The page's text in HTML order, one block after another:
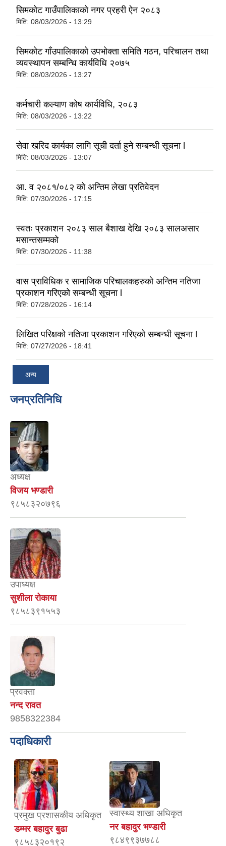
सिमकोट गाउँपालिकाको नगर प्रहरी ऐन २०८३
मिति: 08/03/2026 - 13:29
सिमकोट गाँउपालिकाको उपभोक्ता समिति गठन, परिचालन तथा
व्यवस्थापन सम्बन्धि कार्यविधि २०७५
मिति: 08/03/2026 - 13:27
कर्मचारी कल्याण कोष कार्यविधि, २०८३
मिति: 08/03/2026 - 13:22
सेवा खरिद कार्यका लागि सूची दर्ता हुने सम्बन्धी सूचना l
मिति: 08/03/2026 - 13:07
आ. व २०८१/०८२ को अन्तिम लेखा प्रतिवेदन
मिति: 07/30/2026 - 17:15
स्वतः प्रकाशन २०८३ साल बैशाख देखि २०८३ सालअसार
मसान्तसम्मको
मिति: 07/30/2026 - 11:38
वास प्राविधिक र सामाजिक परिचालकहरुको अन्तिम नतिजा
प्रकाशन गरिएको सम्बन्धी सूचना l
मिति: 07/28/2026 - 16:14
लिखित परिक्षको नतिजा प्रकाशन गरिएको सम्बन्धी सूचना l
मिति: 07/27/2026 - 18:41
अन्य
जनप्रतिनिधि
अध्यक्ष
विजय भण्डारी
९८५८३२०७९६
उपाध्यक्ष
सुशीला रोकाया
९८५८३९१५५३
प्रवक्ता
नन्द रावत
9858322384
पदाधिकारी
प्रमुख प्रशासकीय अधिकृत
डम्मर बहादुर बुढा
९८५८३२०१९२
स्वास्थ्य शाखा अधिकृत
नर बहादुर भण्डारी
९८४९९३७७८८